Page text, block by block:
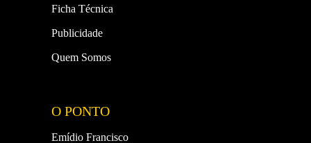
Ficha Técnica
Publicidade
Quem Somos
O PONTO
Emídio Francisco